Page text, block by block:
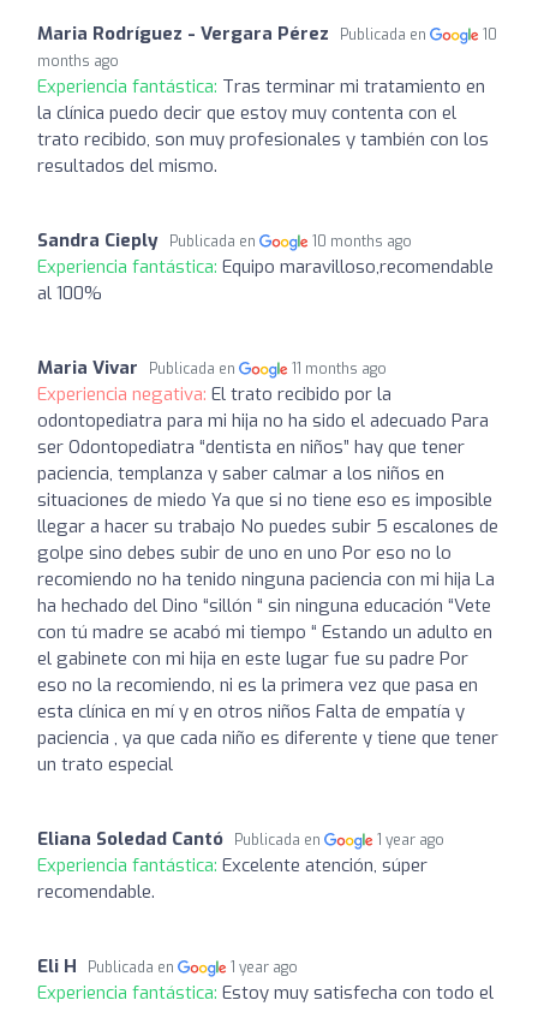
Maria Rodríguez - Vergara Pérez Publicada en
10
months ago
Experiencia fantástica: Tras terminar mi tratamiento en
la clínica puedo decir que estoy muy contenta con el
trato recibido, son muy profesionales y también con los
resultados del mismo.
Sandra Cieply Publicada en 10 months ago
Experiencia fantástica: Equipo maravilloso,recomendable
al 100%
Maria Vivar Publicada en 11 months ago
Experiencia negativa: El trato recibido por la
odontopediatra para mi hija no ha sido el adecuado Para
ser Odontopediatra “dentista en niños” hay que tener
paciencia, templanza y saber calmar a los niños en
situaciones de miedo Ya que si no tiene eso es imposible
llegar a hacer su trabajo No puedes subir 5 escalones de
golpe sino debes subir de uno en uno Por eso no lo
recomiendo no ha tenido ninguna paciencia con mi hija La
ha hechado del Dino “sillón “ sin ninguna educación “Vete
con tú madre se acabó mi tiempo “ Estando un adulto en
el gabinete con mi hija en este lugar fue su padre Por
eso no la recomiendo, ni es la primera vez que pasa en
esta clínica en mí y en otros niños Falta de empatía y
paciencia , ya que cada niño es diferente y tiene que tener
un trato especial
Eliana Soledad Cantó Publicada en 1 year ago
Experiencia fantástica: Excelente atención, súper
recomendable.
Eli H Publicada en 1 year ago
Experiencia fantástica: Estoy muy satisfecha con todo el